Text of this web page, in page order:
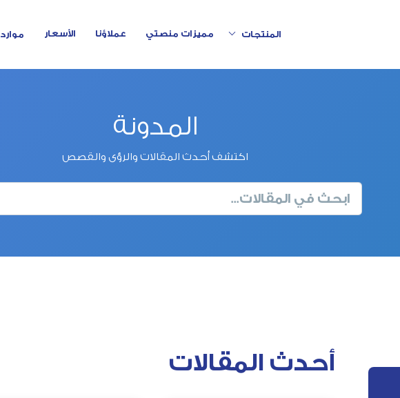
المنتجات Toggle Dropdown
مميزات منصتي عملاؤنا الأسعار موارد
المدونة
اكتشف أحدث المقالات والرؤى والقصص
أحدث المقالات